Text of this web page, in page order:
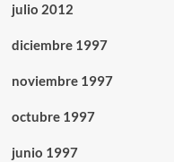
julio 2012
diciembre 1997
noviembre 1997
octubre 1997
junio 1997